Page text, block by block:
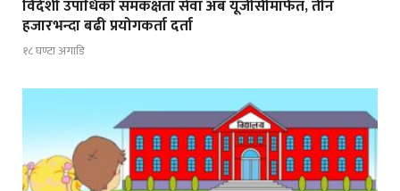
विदेशी उपाधिको समकक्षता सेवा अब यूजीसीमार्फत, तीन
हजारभन्दा बढी प्रयोगकर्ता दर्ता
१८ घण्टा अगाडि